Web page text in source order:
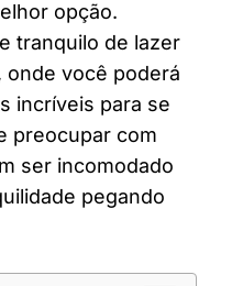
opção.
tranquilo de lazer
onde você poderá
incríveis para se
preocupar com
ser incomodado
pegando